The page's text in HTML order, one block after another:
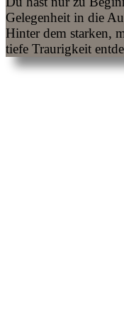
Gelegenheit in die
Hinter dem starken,
tiefe Traurigkeit